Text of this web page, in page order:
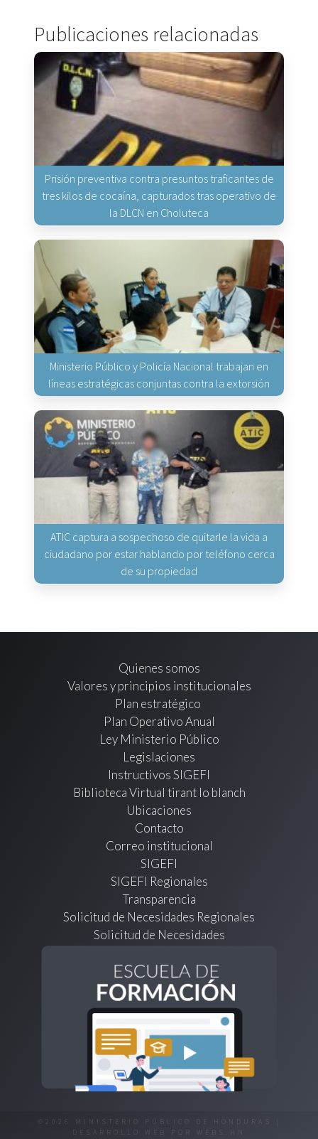
Publicaciones relacionadas
Prisión preventiva contra presuntos traficantes de
tres kilos de cocaína, capturados tras operativo de
la DLCN en Choluteca
Ministerio Público y Policía Nacional trabajan en
líneas estratégicas conjuntas contra la extorsión
ATIC captura a sospechoso de quitarle la vida a
ciudadano por estar hablando por teléfono cerca
de su propiedad
Quienes somos
Valores y principios institucionales
Plan estratégico
Plan Operativo Anual
Ley Ministerio Público
Legislaciones
Instructivos SIGEFI
Biblioteca Virtual tirant lo blanch
Ubicaciones
Contacto
Correo institucional
SIGEFI
SIGEFI Regionales
Transparencia
Solicitud de Necesidades Regionales
Solicitud de Necesidades
©2026 MINISTERIO PÚBLICO DE HONDURAS |
DESARROLLO WEB POR
WEBS.HN